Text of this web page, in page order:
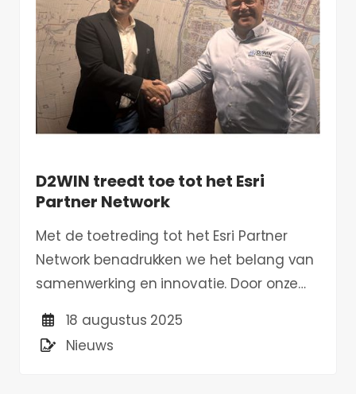
D2WIN treedt toe tot het Esri
Partner Network
Met de toetreding tot het Esri Partner
Network benadrukken we het belang van
samenwerking en innovatie. Door onze
het ArcGIS platform benutten we de
mogelijkheden voor organisaties die
18 augustus 2025
Nieuws